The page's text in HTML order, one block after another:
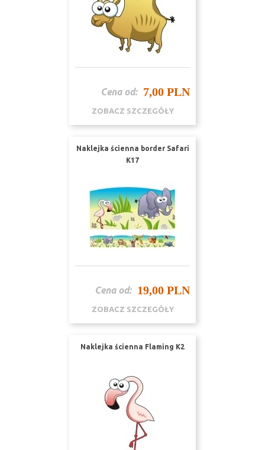
Cena od: 7,00 PLN
ZOBACZ SZCZEGÓŁY
Naklejka ścienna border Safari
K17
Cena od: 19,00 PLN
ZOBACZ SZCZEGÓŁY
Naklejka ścienna Flaming K2